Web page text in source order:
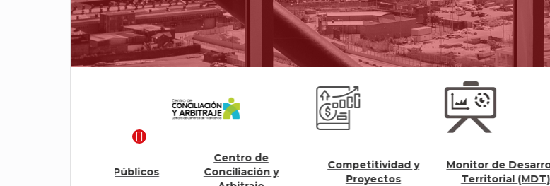
Centro de
Conciliación y
Competitividad y
Proyectos
Monitor de Desarrollo
Territorial (MDT)